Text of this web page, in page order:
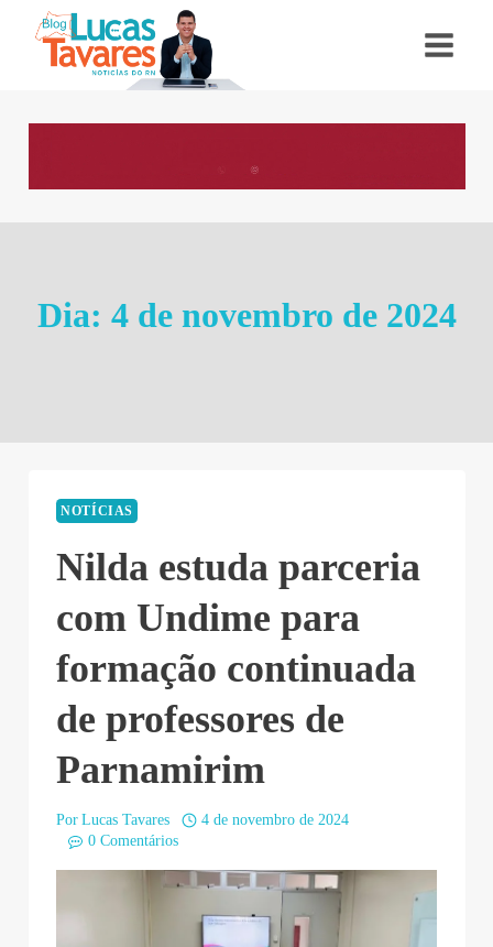
Dia: 4 de novembro de 2024
NOTÍCIAS
Nilda estuda parceria
com Undime para
formação continuada
de professores de
Parnamirim
Por Lucas Tavares
4 de novembro de 2024
0 Comentários